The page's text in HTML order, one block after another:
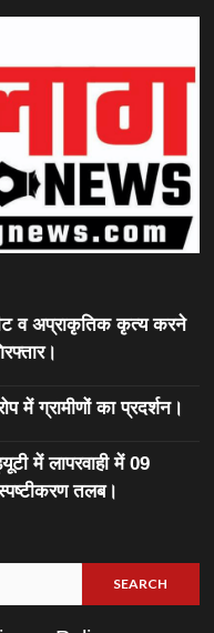
व अप्राकृतिक कृत्य करने
में ग्रामीणों का प्रदर्शन।
में लापरवाही में 09
तलब।